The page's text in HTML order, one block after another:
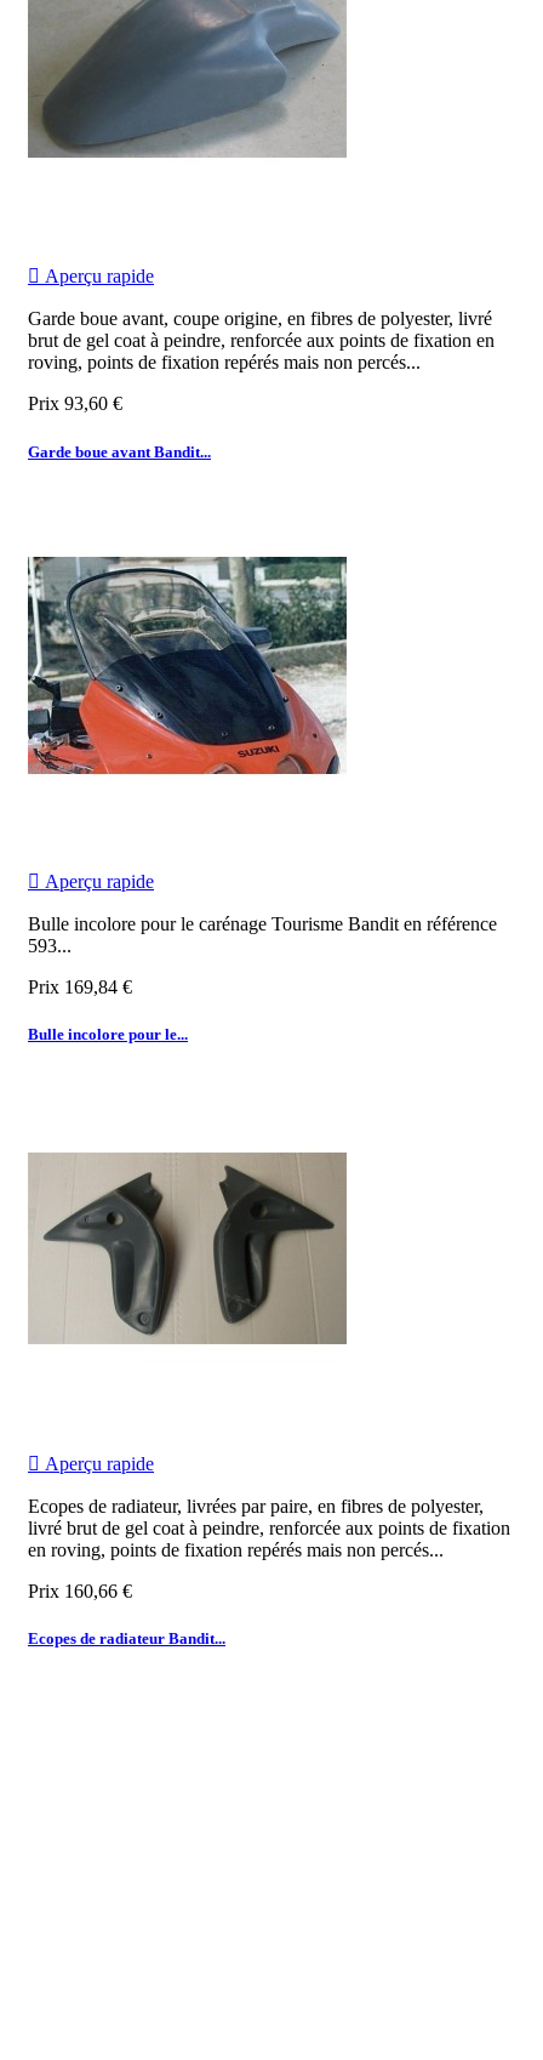
 Aperçu rapide
Garde boue avant, coupe origine, en fibres de polyester, livré
brut de gel coat à peindre, renforcée aux points de fixation en
roving, points de fixation repérés mais non percés...
Prix 93,60 €
Garde boue avant Bandit...
 Aperçu rapide
Bulle incolore pour le carénage Tourisme Bandit en référence
593...
Prix 169,84 €
Bulle incolore pour le...
 Aperçu rapide
Ecopes de radiateur, livrées par paire, en fibres de polyester,
livré brut de gel coat à peindre, renforcée aux points de fixation
en roving, points de fixation repérés mais non percés...
Prix 160,66 €
Ecopes de radiateur Bandit...